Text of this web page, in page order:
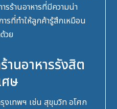
รร้านอาหารที่มีความน่า
ารที่ทำให้ลูกค้ารู้สึกเหมือน
วย
านอาหารรังสิต
ศษ
งเทพฯ เช่น สุขุมวิท อโศก